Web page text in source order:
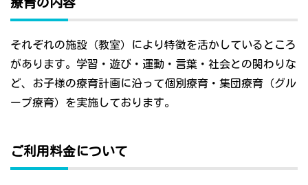
療育の内容
それぞれの施設（教室）により特徴を活かしているところ
があります。学習・遊び・運動・言葉・社会との関わりな
ど、お子様の療育計画に沿って個別療育・集団療育（グル
ープ療育）を実施しております。
ご利用料金について